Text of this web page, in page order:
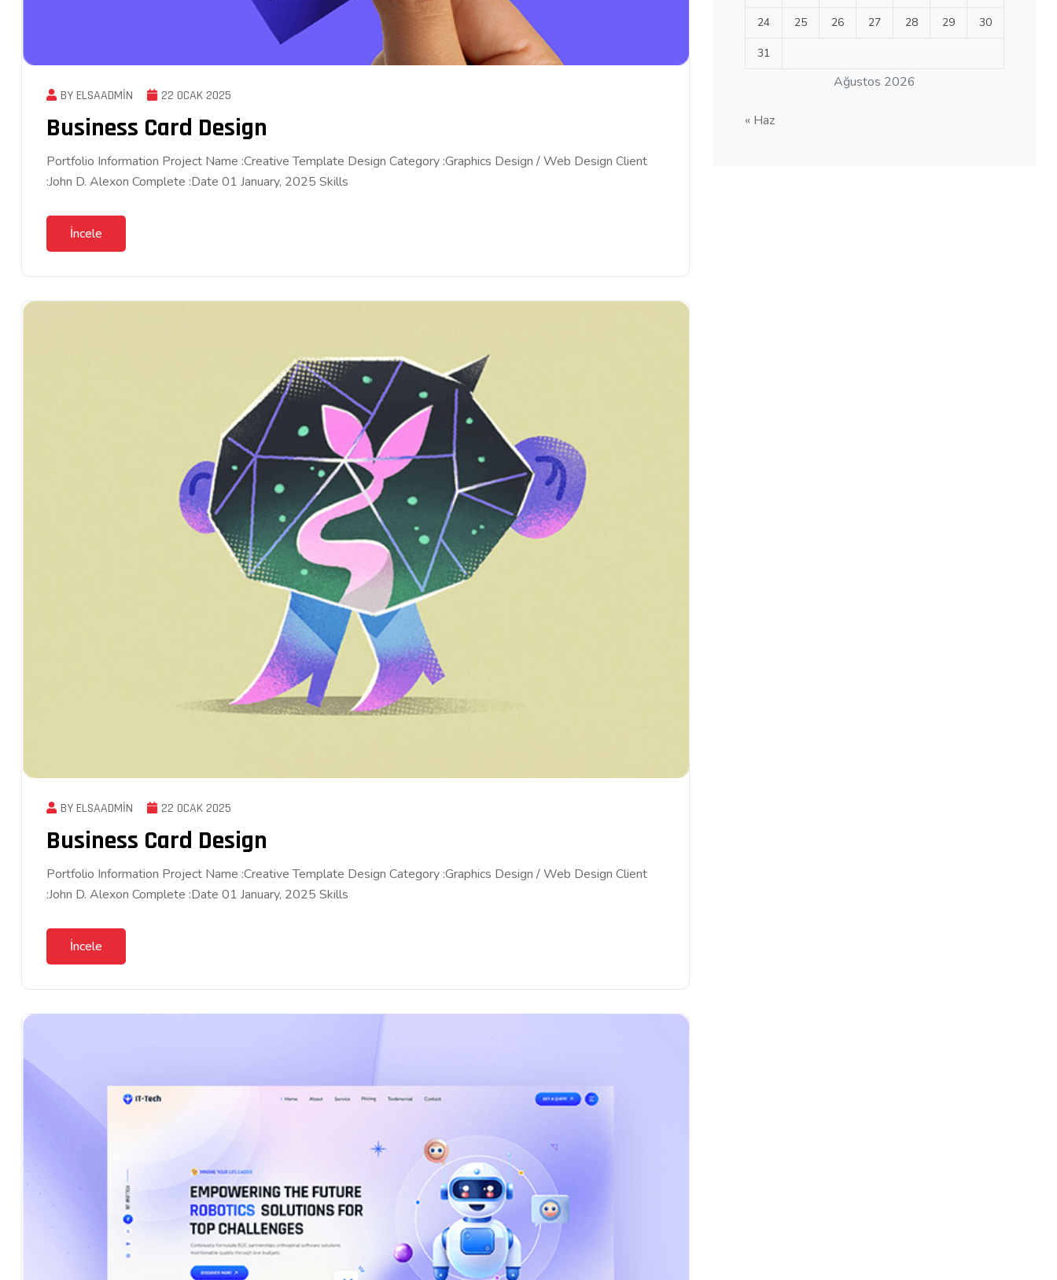
BY ELSAADMIN 22 OCAK 2025
Business Card Design
Portfolio Information Project Name :Creative Template Design Category :Graphics Design / Web Design Client
:John D. Alexon Complete :Date 01 January, 2025 Skills
İncele
BY ELSAADMIN 22 OCAK 2025
Business Card Design
Portfolio Information Project Name :Creative Template Design Category :Graphics Design / Web Design Client
:John D. Alexon Complete :Date 01 January, 2025 Skills
İncele
Ağustos 2026
24 25 26 27 28 29 30
31
« Haz